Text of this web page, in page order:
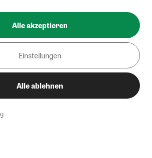
Alle akzeptieren
Einstellungen
Alle ablehnen